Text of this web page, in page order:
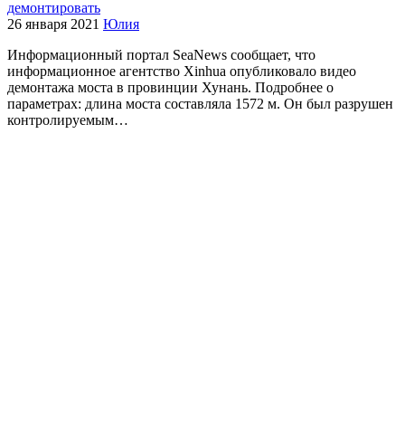
демонтировать
26 января 2021 Юлия
Информационный портал SeaNews сообщает, что
информационное агентство Xinhua опубликовало видео
демонтажа моста в провинции Хунань. Подробнее о
параметрах: длина моста составляла 1572 м. Он был разрушен
контролируемым…